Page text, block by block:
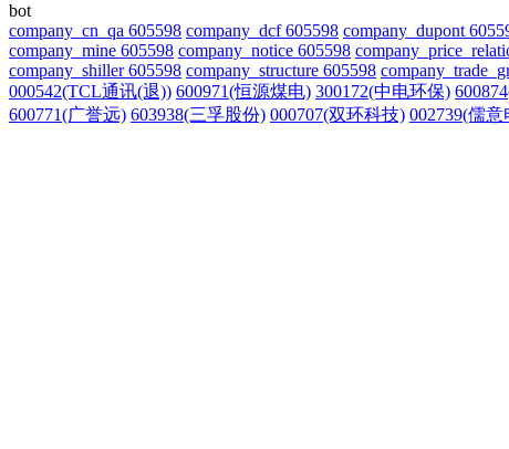
bot
company_cn_qa 605598 company_dcf 605598 company_dupont
company_mine 605598 company_notice 605598
company_shiller 605598 company_structure 605598
000542(TCL通讯(退)) 600971(恒源煤电) 300172(中电环保)
600771(广誉远) 603938(三孚股份) 000707(双环科技) 002739(儒意